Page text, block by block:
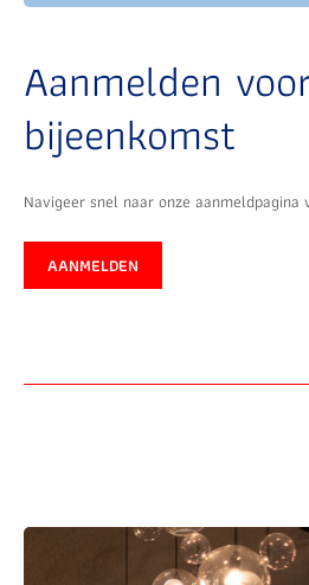
Aanmelden
bijeenkomst
Navigeer snel naar onze aanmeldpagina
AANMELDEN